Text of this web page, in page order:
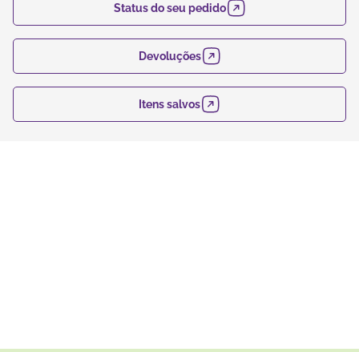
Status do seu pedido
Devoluções
Itens salvos